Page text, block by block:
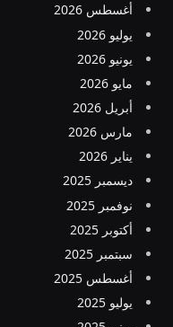
أغسطس 2026
يوليو 2026
يونيو 2026
مايو 2026
أبريل 2026
مارس 2026
يناير 2026
ديسمبر 2025
نوفمبر 2025
أكتوبر 2025
سبتمبر 2025
أغسطس 2025
يوليو 2025